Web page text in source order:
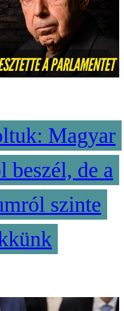
Magyar
beszél, de a
szinte